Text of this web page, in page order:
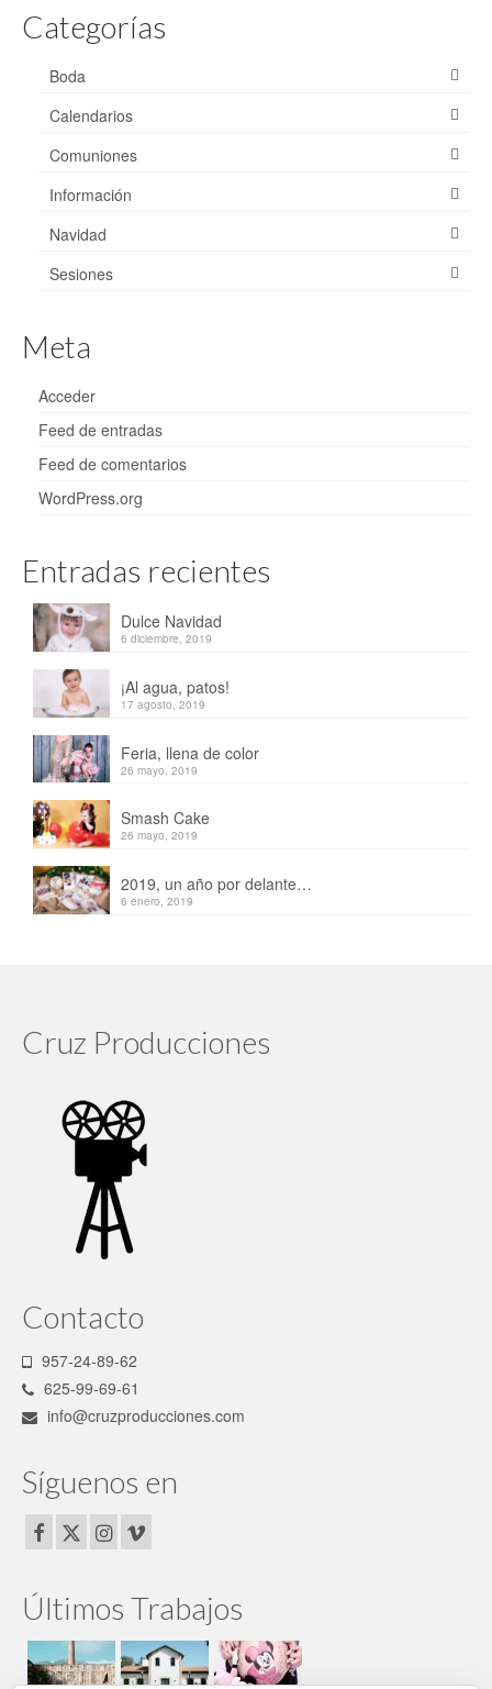
Categorías
Boda
Calendarios
Comuniones
Información
Navidad
Sesiones
Meta
Acceder
Feed de entradas
Feed de comentarios
WordPress.org
Entradas recientes
Dulce Navidad
6 diciembre, 2019
¡Al agua, patos!
17 agosto, 2019
Feria, llena de color
26 mayo, 2019
Smash Cake
26 mayo, 2019
2019, un año por delante…
6 enero, 2019
Cruz Producciones
Contacto
957-24-89-62
625-99-69-61
info@cruzproducciones.com
Síguenos en
Últimos Trabajos